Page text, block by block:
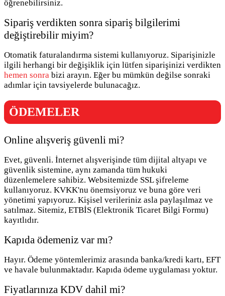
öğrenebilirsiniz.
Sipariş verdikten sonra sipariş bilgilerimi
değiştirebilir miyim?
Otomatik faturalandırma sistemi kullanıyoruz. Siparişinizle
ilgili herhangi bir değişiklik için lütfen siparişinizi verdikten
hemen sonra bizi arayın. Eğer bu mümkün değilse sonraki
adımlar için tavsiyelerde bulunacağız.
ÖDEMELER
Online alışveriş güvenli mi?
Evet, güvenli. İnternet alışverişinde tüm dijital altyapı ve
güvenlik sistemine, aynı zamanda tüm hukuki
düzenlemelere sahibiz. Websitemizde SSL şifreleme
kullanıyoruz. KVKK'nu önemsiyoruz ve buna göre veri
yönetimi yapıyoruz. Kişisel verileriniz asla paylaşılmaz ve
satılmaz. Sitemiz, ETBİS (Elektronik Ticaret Bilgi Formu)
kayıtlıdır.
Kapıda ödemeniz var mı?
Hayır. Ödeme yöntemlerimiz arasında banka/kredi kartı, EFT
ve havale bulunmaktadır. Kapıda ödeme uygulaması yoktur.
Fiyatlarınıza KDV dahil mi?